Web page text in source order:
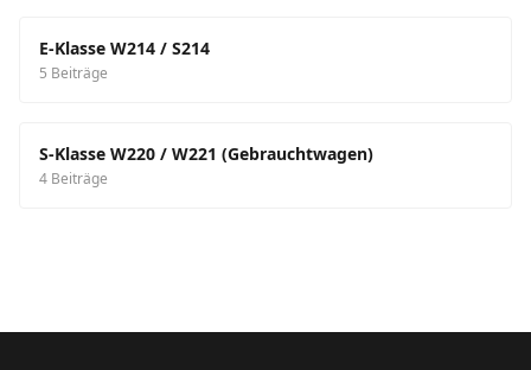
E-Klasse W214 / S214
5 Beiträge
S-Klasse W220 / W221 (Gebrauchtwagen)
4 Beiträge